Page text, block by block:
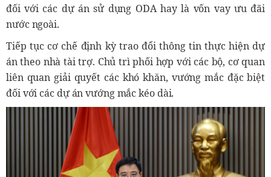
đối với các dự án sử dụng ODA hay là vốn vay ưu đãi
nước ngoài.
Tiếp tục cơ chế định kỳ trao đổi thông tin thực hiện dự
án theo nhà tài trợ. Chủ trì phối hợp với các bộ, cơ quan
liên quan giải quyết các khó khăn, vướng mắc đặc biệt
đối với các dự án vướng mắc kéo dài.